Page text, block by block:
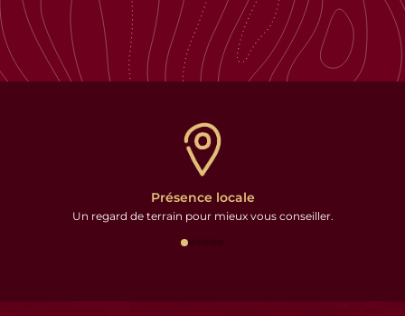
Présence locale
Un regard de terrain pour mieux vous conseiller.